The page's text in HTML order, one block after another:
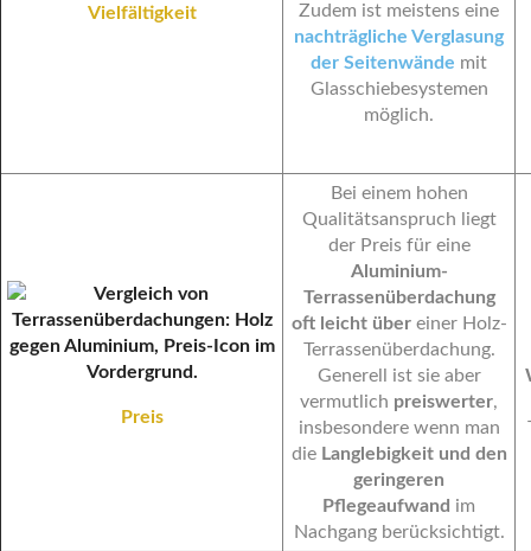
Vielfältigkeit
Zudem ist meistens eine
nachträgliche Verglasung
der Seitenwände mit
Glasschiebesystemen
möglich.
Preis
Bei einem hohen
Qualitätsanspruch liegt
der Preis für eine
Aluminium-
Terrassenüberdachung
oft leicht über einer Holz-
Terrassenüberdachung.
Generell ist sie aber
vermutlich preiswerter,
insbesondere wenn man
die Langlebigkeit und den
geringeren
Pflegeaufwand im
Nachgang berücksichtigt.